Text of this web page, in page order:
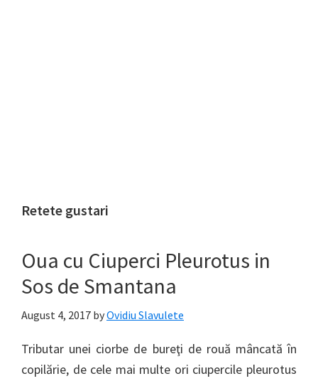
Retete gustari
Oua cu Ciuperci Pleurotus in
Sos de Smantana
August 4, 2017 byOvidiu Slavulete
Tributar unei ciorbe de bureţi de rouă mâncată în
copilărie, de cele mai multe ori ciupercile pleurotus